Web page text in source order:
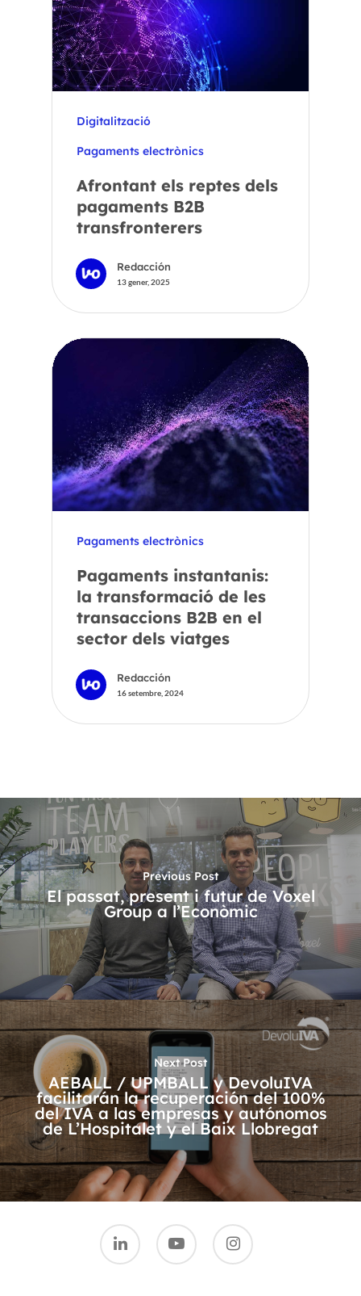
Digitalització
Pagaments electrònics
Afrontant els reptes dels
pagaments B2B
transfronterers
Redacción
13 gener, 2025
Pagaments electrònics
Pagaments instantanis:
la transformació de les
transaccions B2B en el
sector dels viatges
Redacción
16 setembre, 2024
Previous Post
El passat, present i futur de Voxel
Group a l’Econòmic
Next Post
AEBALL / UPMBALL y DevoluIVA
facilitarán la recuperación del 100%
del IVA a las empresas y autónomos
de L’Hospitalet y el Baix Llobregat